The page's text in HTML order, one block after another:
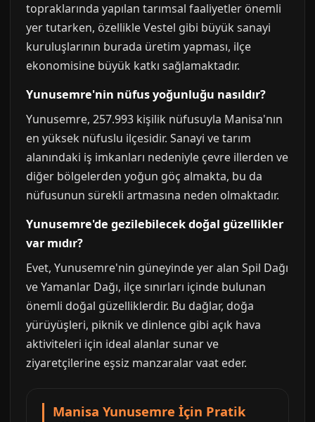
topraklarında yapılan tarımsal faaliyetler önemli
yer tutarken, özellikle Vestel gibi büyük sanayi
kuruluşlarının burada üretim yapması, ilçe
ekonomisine büyük katkı sağlamaktadır.
Yunusemre'nin nüfus yoğunluğu nasıldır?
Yunusemre, 257.993 kişilik nüfusuyla Manisa'nın
en yüksek nüfuslu ilçesidir. Sanayi ve tarım
alanındaki iş imkanları nedeniyle çevre illerden ve
diğer bölgelerden yoğun göç almakta, bu da
nüfusunun sürekli artmasına neden olmaktadır.
Yunusemre'de gezilebilecek doğal güzellikler
var mıdır?
Evet, Yunusemre'nin güneyinde yer alan Spil Dağı
ve Yamanlar Dağı, ilçe sınırları içinde bulunan
önemli doğal güzelliklerdir. Bu dağlar, doğa
yürüyüşleri, piknik ve dinlence gibi açık hava
aktiviteleri için ideal alanlar sunar ve
ziyaretçilerine eşsiz manzaralar vaat eder.
Manisa Yunusemre İçin Pratik